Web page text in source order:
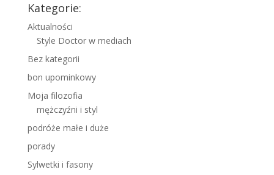
Kategorie:
Aktualności
Style Doctor w mediach
Bez kategorii
bon upominkowy
Moja filozofia
mężczyźni i styl
podróże małe i duże
porady
Sylwetki i fasony